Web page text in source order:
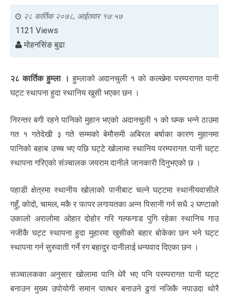
२८ कार्तिक २०७८, आईतवार १७:५७
1121 Views
मोहनसिंङ बुढा
२८ कार्तिक हुम्ला । हुम्लाको अदानचुली १ को कल्खेमा परम्परागत पानी
घट्ट स्थापना हुदा स्थानिय खुसी भएका छन ।
निरन्तर बगी रहने पानिको मुहान भएको अदानचुली १ को घम्क भन्ने ठाउमा
गत १ गतेदेखी ३ गते सम्मको बेमौसमी अबिरल बर्षाका कारण मुहानमा
पानिको बहाब उच्च भए पछि घट्टे खोलामा स्थानिय परम्परागत पानी घट्ट
स्थापना गरिएको संञ्चालक जयराम दानीले जानकारी दिनुभएको छ ।
पहाडी क्षेत्रमा स्थानीय खोलाको पानीबाट चल्ने घट्टमा स्थानीयवासीले
गहुँ, कोदो, चामल, मकै र फापर लगायतका अन्न पिसानी गर्न सधै २ घण्टाको
उकालो अरालोमा ओहार दोहोर गरि गल्फगाड पुगि रहेका स्थानिय गाउ
नजीकै घट्ट स्थापना हुदा मुहारमा खुसीको बहार बोकेका छन भने घट्ट
स्थापना गर्न सुरुवाती गर्ने रग बहादुर दानीलाई धन्यवाद दिएका छन ।
सञ्चालकका अनुसार खोलामा पानि धेरै भए पनि परम्परागत पानी घट्ट
बनाउन मुख्य उपोयोगी समान पात्थर बनाउने ढुगां नजिकै नपाउदा थोरै